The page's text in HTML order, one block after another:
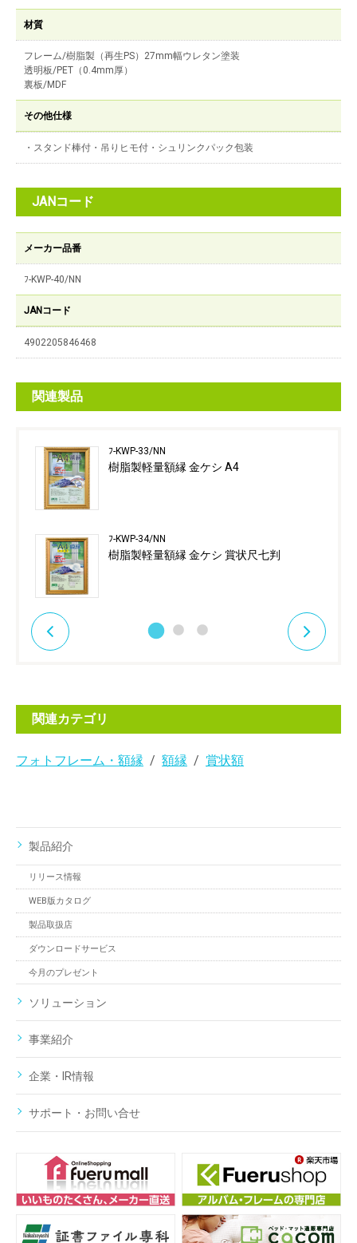
材質
フレーム/樹脂製（再生PS）27mm幅ウレタン塗装
透明板/PET（0.4mm厚）
裏板/MDF
その他仕様
・スタンド棒付・吊りヒモ付・シュリンクパック包装
JANコード
メーカー品番
ﾌ-KWP-40/NN
JANコード
4902205846468
関連製品
ﾌ-KWP-33/NN
樹脂製軽量額縁 金ケシ A4
ﾌ-KWP-34/NN
樹脂製軽量額縁 金ケシ 賞状尺七判
関連カテゴリ
フォトフレーム・額縁 額縁 賞状額
製品紹介
リリース情報
WEB版カタログ
製品取扱店
ダウンロードサービス
今月のプレゼント
ソリューション
事業紹介
企業・IR情報
サポート・お問い合せ